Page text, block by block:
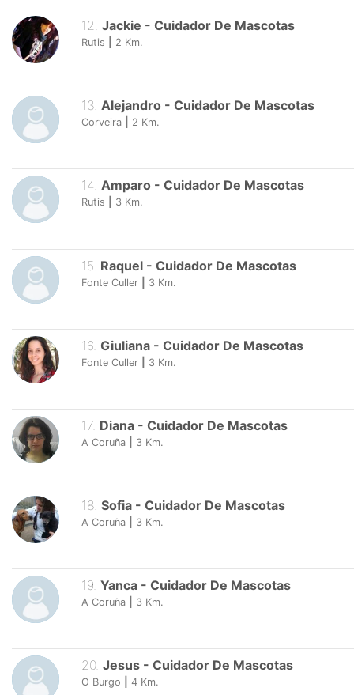
12 Jackie - Cuidador De Mascotas
Rutis 2 Km.
13. Alejandro - Cuidador De Mascotas
Corveira 2 Km.
14. Amparo - Cuidador De Mascotas
Rutis 3 Km.
15 Raquel - Cuidador De Mascotas
Fonte Culler 3 Km.
16 Giuliana - Cuidador De Mascotas
Fonte Culler 3 Km.
17. Diana - Cuidador De Mascotas
A Coruña 3 Km.
18. Sofia - Cuidador De Mascotas
A Coruña 3 Km.
19. Yanca - Cuidador De Mascotas
A Coruña 3 Km.
20. Jesus - Cuidador De Mascotas
O Burgo 4 Km.